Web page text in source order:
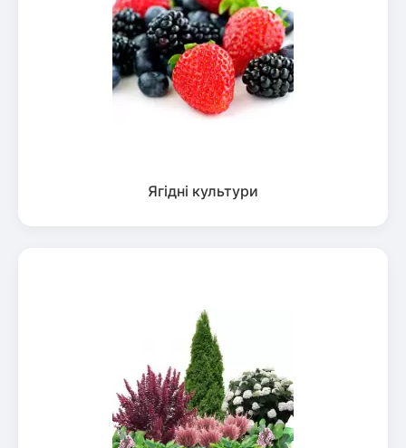
Ягідні культури